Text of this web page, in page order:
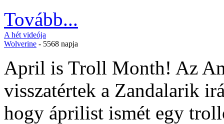
Tovább...
A hét videója
Wolverine - 5568 napja
April is Troll Month! Az
visszatértek a Zandalarik
hogy áprilist ismét egy